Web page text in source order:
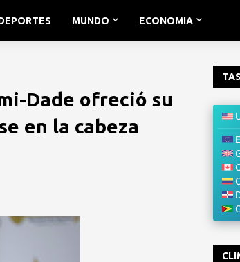
MUNDO ECONOMIA
Dade ofreció su
en la cabeza